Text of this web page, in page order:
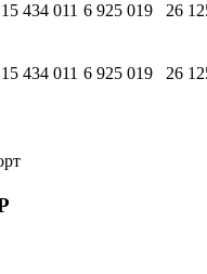
15 434 011 6 925 019 26